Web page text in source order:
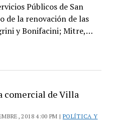
Públicos de San
de la renovación de las
y Bonifacini; Mitre,…
comercial de Villa
2018 4:00 PM | POLÍTICA Y